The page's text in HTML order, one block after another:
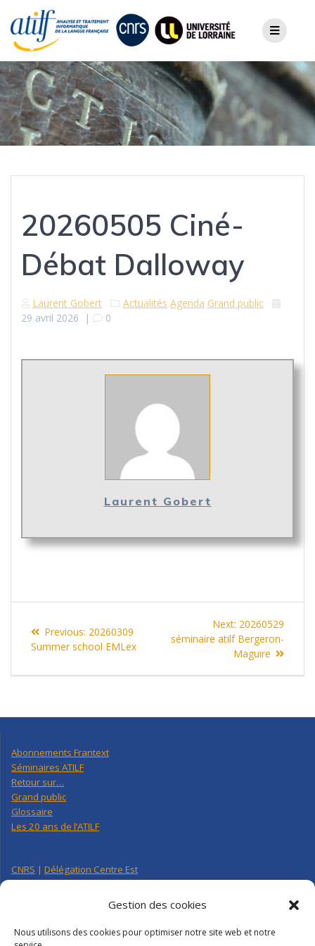
Gestion des cookies
Nous utilisons des cookies pour optimiser notre site web et notre
content
20260505 Ciné-
Débat Dalloway
Laurent Gobert Actualités Agenda Grand public
29 avril 2026 | 0
Laurent Gobert
de
l’article
Previous: Previous
post:
20260309
Summer school EMLex
Next: Next
post:
20260529
séminaire atilf Bergeron-
Maguire
Abonnements Frantext
Séminaires ATILF
Retour sur…
Grand public
Glossaire
Les 20 ans de l’ATILF
CNRS | Délégation Centre Est
Université de Lorraine
CNRS Hebdo Centre-Est